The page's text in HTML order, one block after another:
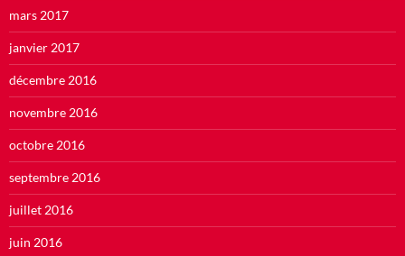
mars 2017
janvier 2017
décembre 2016
novembre 2016
octobre 2016
septembre 2016
juillet 2016
juin 2016